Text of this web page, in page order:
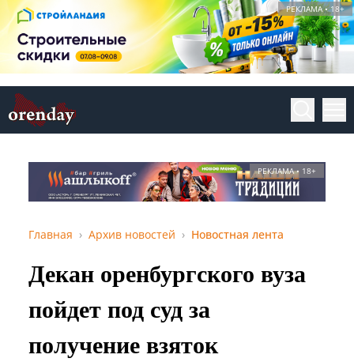
РЕКЛАМА • 18+
РЕКЛАМА • 18+
Главная Архив новостей Новостная лента
Декан оренбургского вуза
пойдет под суд за
получение взяток